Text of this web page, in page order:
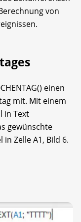
von
einen
mit. Mit einem
in Text
gewünschte
Zelle A1, Bild 6.